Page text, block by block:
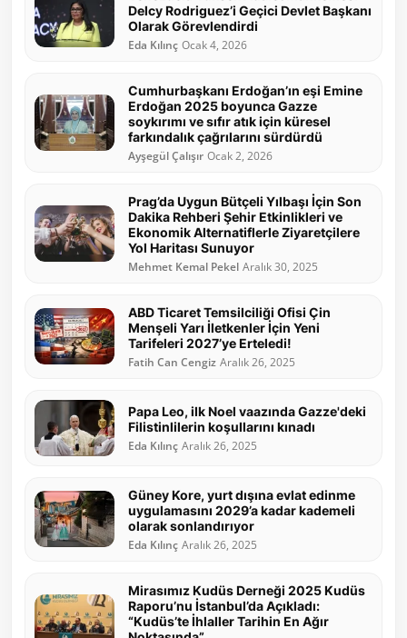
Delcy Rodriguez’i Geçici Devlet Başkanı
Olarak Görevlendirdi
Eda Kılınç Ocak 4, 2026
Cumhurbaşkanı Erdoğan’ın eşi Emine
Erdoğan 2025 boyunca Gazze
soykırımı ve sıfır atık için küresel
farkındalık çağrılarını sürdürdü
Ayşegül Çalışır Ocak 2, 2026
Prag’da Uygun Bütçeli Yılbaşı İçin Son
Dakika Rehberi Şehir Etkinlikleri ve
Ekonomik Alternatiflerle Ziyaretçilere
Yol Haritası Sunuyor
Mehmet Kemal Pekel Aralık 30, 2025
ABD Ticaret Temsilciliği Ofisi Çin
Menşeli Yarı İletkenler İçin Yeni
Tarifeleri 2027’ye Erteledi!
Fatih Can Cengiz Aralık 26, 2025
Papa Leo, ilk Noel vaazında Gazze'deki
Filistinlilerin koşullarını kınadı
Eda Kılınç Aralık 26, 2025
Güney Kore, yurt dışına evlat edinme
uygulamasını 2029’a kadar kademeli
olarak sonlandırıyor
Eda Kılınç Aralık 26, 2025
Mirasımız Kudüs Derneği 2025 Kudüs
Raporu’nu İstanbul’da Açıkladı:
“Kudüs’te İhlaller Tarihin En Ağır